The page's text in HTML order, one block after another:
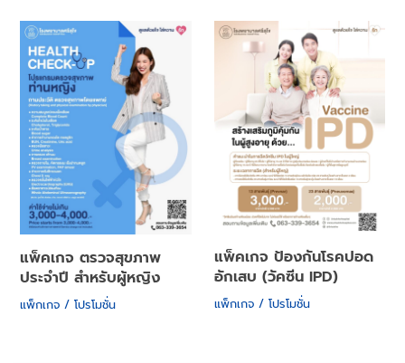
แพ็คเกจ ตรวจสุขภาพ
ประจำปี สำหรับผู้หญิง
แพ็กเกจ / โปรโมชั่น
แพ็คเกจ ป้องกันโรคปอด
อักเสบ (วัคซีน IPD)
แพ็กเกจ / โปรโมชั่น